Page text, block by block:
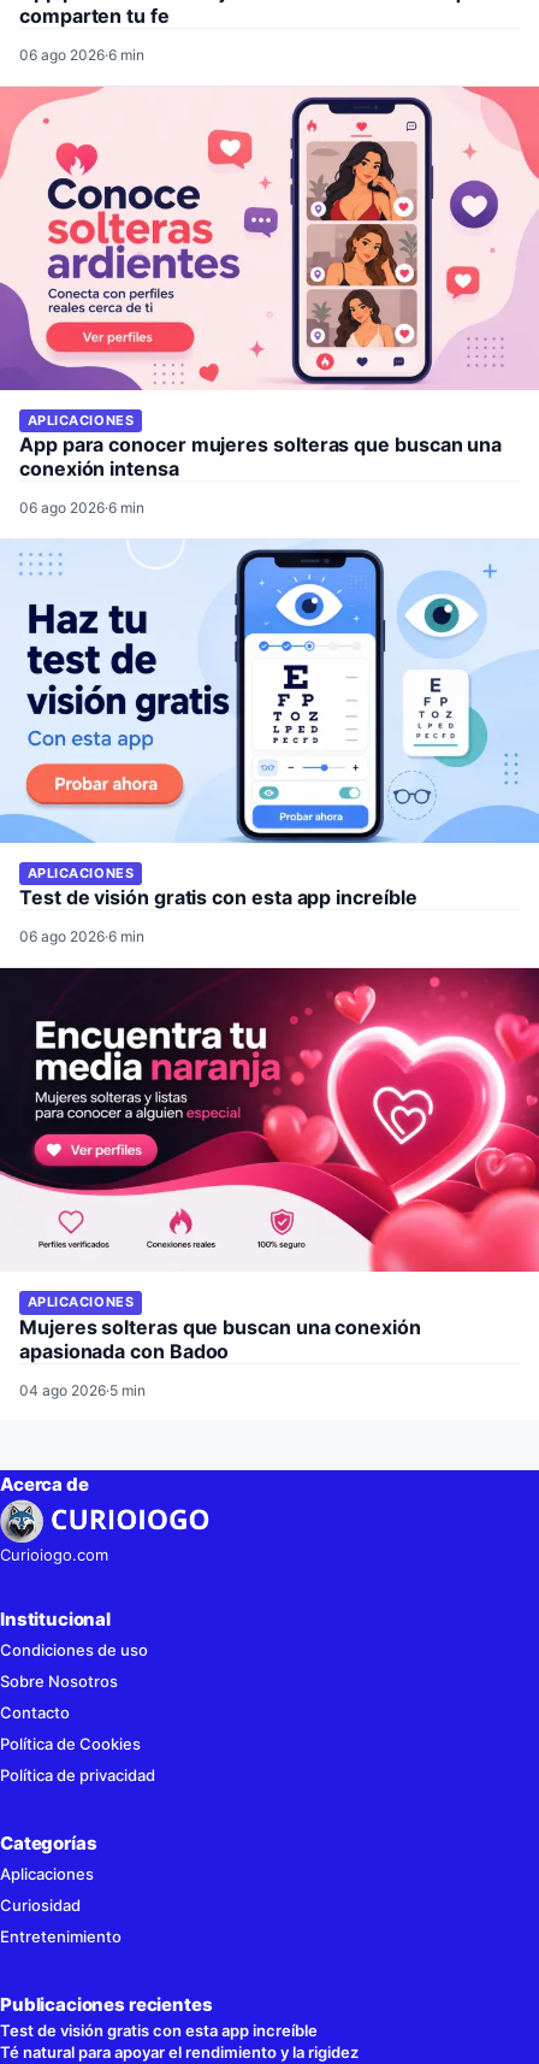
comparten tu fe
06 ago 2026·6 min
APLICACIONES
App para conocer mujeres solteras que buscan una
conexión intensa
06 ago 2026·6 min
APLICACIONES
Test de visión gratis con esta app increíble
06 ago 2026·6 min
APLICACIONES
Mujeres solteras que buscan una conexión
apasionada con Badoo
04 ago 2026·5 min
Acerca de
Curioiogo.com
Institucional
Condiciones de uso
Sobre Nosotros
Contacto
Política de Cookies
Política de privacidad
Categorías
Aplicaciones
Curiosidad
Entretenimiento
Publicaciones recientes
Test de visión gratis con esta app increíble
Té natural para apoyar el rendimiento y la rigidez